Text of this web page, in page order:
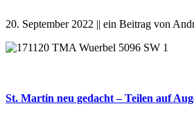
20. September 2022 || ein Beitrag von
St. Martin neu gedacht – Teilen auf